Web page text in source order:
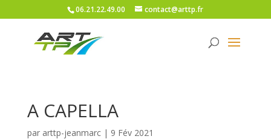
06.21.22.49.00 contact@arttp.fr
A CAPELLA
par arttp-jeanmarc| 9 Fév 2021